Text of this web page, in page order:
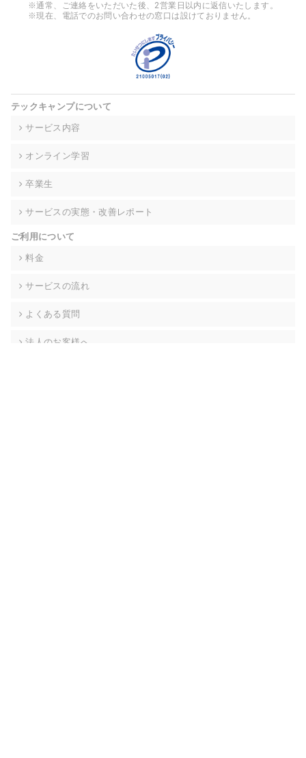
※通常、ご連絡をいただいた後、2営業日以内に返信いたします。
※現在、電話でのお問い合わせの窓口は設けておりません。
テックキャンプについて
サービス内容
オンライン学習
卒業生
サービスの実態・改善レポート
ご利用について
料金
サービスの流れ
よくある質問
法人のお客様へ